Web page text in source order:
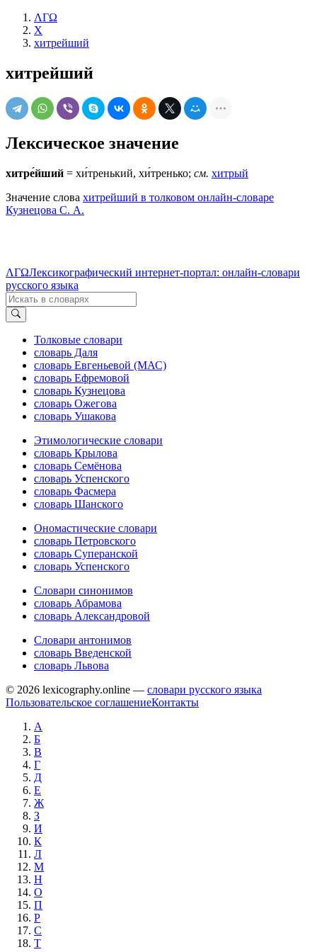
ΛΓΩ
Х
хитрейший
хитрейший
Лексическое значение
хитре́йший = хи́тренький, хи́тренько; см. хитрый
Значение слова хитрейший в толковом онлайн-словаре
Кузнецова С. А.
ΛΓΩЛексикографический интернет-портал: онлайн-словари
русского языка
Толковые словари
словарь Даля
словарь Евгеньевой (МАС)
словарь Ефремовой
словарь Кузнецова
словарь Ожегова
словарь Ушакова
Этимологические словари
словарь Крылова
словарь Семёнова
словарь Успенского
словарь Фасмера
словарь Шанского
Ономастические словари
словарь Петровского
словарь Суперанской
словарь Успенского
Словари синонимов
словарь Абрамова
словарь Александровой
Словари антонимов
словарь Введенской
словарь Львова
© 2026 lexicography.online — словари русского языка
Пользовательское соглашениеКонтакты
А
Б
В
Г
Д
Е
Ж
З
И
К
Л
М
Н
О
П
Р
С
Т